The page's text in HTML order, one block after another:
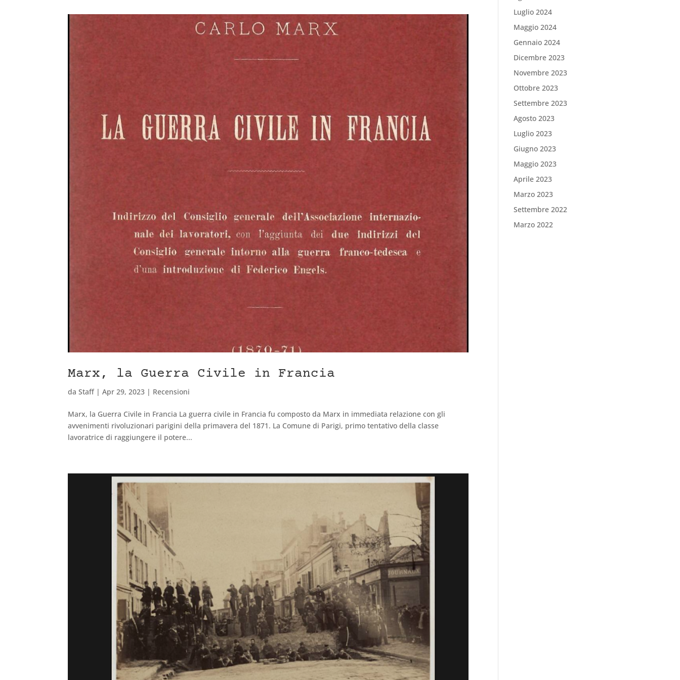
Marx, la Guerra Civile in Francia
daStaff|Apr 29, 2023 | Recensioni
Marx, la Guerra Civile in Francia La guerra civile in Francia fu composto da Marx in immediata relazione con gli
avvenimenti rivoluzionari parigini della primavera del 1871. La Comune di Parigi, primo tentativo della classe
lavoratrice di raggiungere il potere...
Luglio 2024
Maggio 2024
Gennaio 2024
Dicembre 2023
Novembre 2023
Ottobre 2023
Settembre 2023
Agosto 2023
Luglio 2023
Giugno 2023
Maggio 2023
Aprile 2023
Marzo 2023
Settembre 2022
Marzo 2022